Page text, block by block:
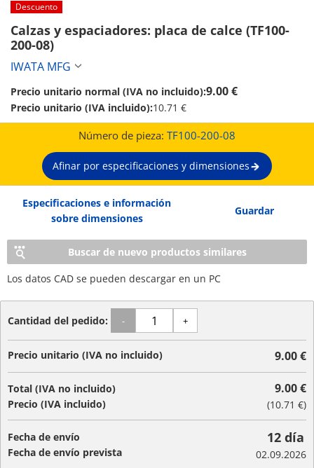
Descuento
Calzas y espaciadores: placa de calce (TF100-
200-08)
IWATA MFG
Precio unitario normal (IVA no incluido):9.00 €
Precio unitario (IVA incluido):10.71 €
Número de pieza: TF100-200-08
Afinar por especificaciones y dimensiones
Especificaciones e información
sobre dimensiones
Guardar
Buscar de nuevo productos similares
Los datos CAD se pueden descargar en un PC
Cantidad del pedido: - +
Precio unitario (IVA no incluido) 9.00 €
Total (IVA no incluido)
Precio (IVA incluido)
9.00 €
(10.71 €)
Fecha de envío
Fecha de envío prevista
12 día
02.09.2026